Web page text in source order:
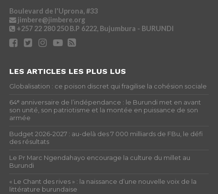
Boulevard de l'Uprona, #33
jimbere@jimbere.org
+257 22 280 250 B.P 6222, Bujumbura - BURUNDI
LES ARTICLES LES PLUS LUS
Globalisation : ce poison discret qui fragilise la cohésion sociale
64ᵉ anniversaire de l’indépendance : le Burundi met en avant
son unité, son patriotisme et la montée en puissance de son
armée
Budget 2026-2027 : au-delà des 7 000 milliards de FBu, le défi
des résultats
Le Pr Marc Ngendahayo encourage la culture du millet au
Burundi
« Le Chant des rives » : la naissance d’une nouvelle voix de la
littérature burundaise